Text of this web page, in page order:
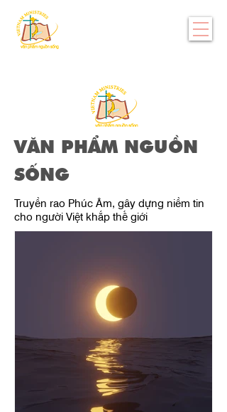
VĂN PHẨM NGUỒN
SỐNG
Truyền rao Phúc Âm, gây dựng niềm tin
cho người Việt khắp thế giới